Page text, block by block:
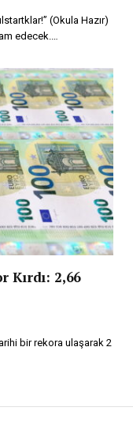
(Okula Hazır)
edecek.…
Kırdı: 2,66
bir rekora ulaşarak 2